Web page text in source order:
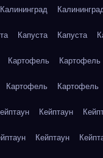
Калининград
Капуста Капуста
Картофель Картофель
Картофель Картофель
Кейптаун
Кейптаун